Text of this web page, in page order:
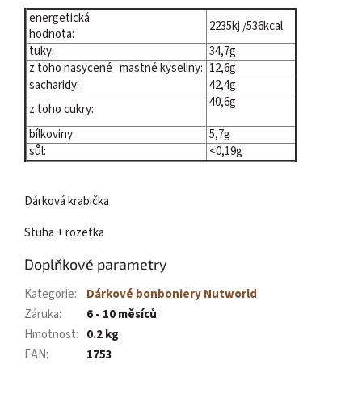
energetická
hodnota:
2235kj /536kcal
tuky:
34,7g
z toho nasycené mastné kyseliny: 12,6g
sacharidy:
42,4g
z toho cukry:
40,6g
bílkoviny:
5,7g
sůl:
<0,19g
Dárková krabička
Stuha + rozetka
Doplňkové parametry
Kategorie:
Dárkové bonboniery Nutworld
Záruka:
6 - 10 měsíců
Hmotnost: 0.2 kg
EAN: 1753